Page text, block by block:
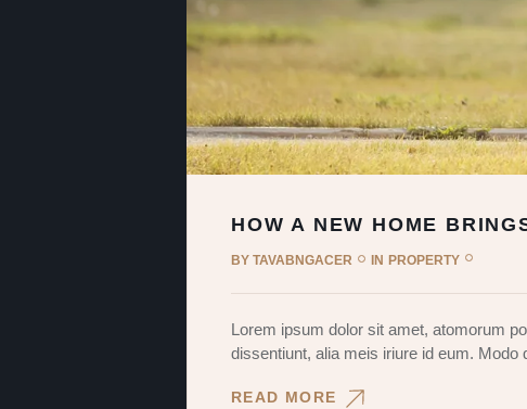
HOW A NEW HOME
BY TAVABNGACER IN PROPERTY
Lorem ipsum dolor sit amet, atomorum
dissentiunt, alia meis iriure id eum.
READ MORE